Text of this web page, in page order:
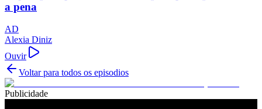
a pena
AD
Alexia Diniz
Ouvir
Voltar para todos os episodios
Publicidade